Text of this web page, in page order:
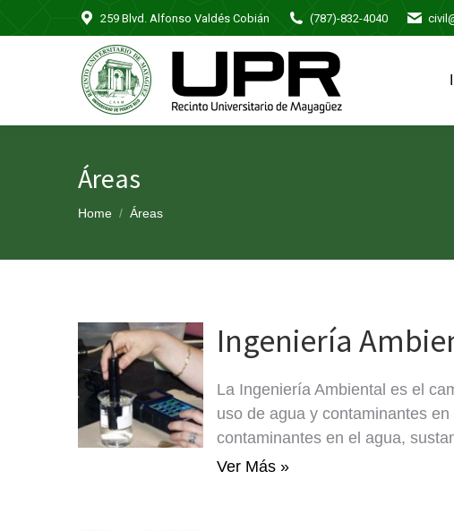
259 Blvd. Alfonso Valdés Cobián (787)-832-4040
Áreas
You are here:
Home Áreas
Ingeniería
La Ingeniería Ambiental es el
uso de agua y contaminantes
contaminantes en el agua,
Ver Más »